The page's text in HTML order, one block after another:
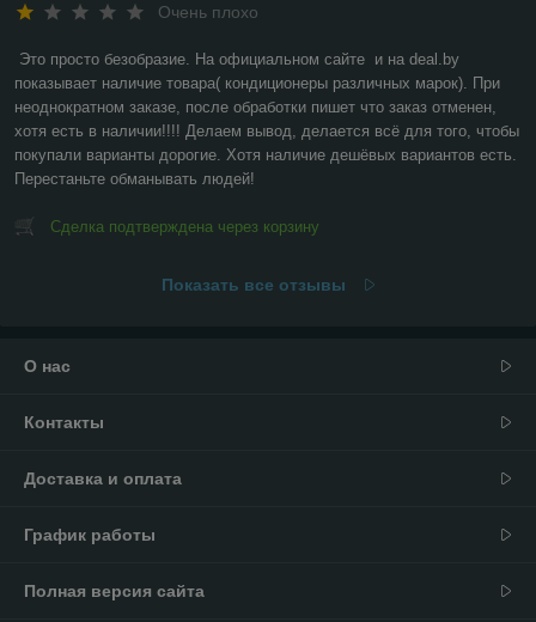
Очень плохо
Это просто безобразие. На официальном сайте  и на deal.by
показывает наличие товара( кондиционеры различных марок). При
неоднократном заказе, после обработки пишет что заказ отменен,
хотя есть в наличии!!!! Делаем вывод, делается всё для того, чтобы
покупали варианты дорогие. Хотя наличие дешёвых вариантов есть.
Перестаньте обманывать людей!
Сделка подтверждена через корзину
Показать все отзывы
О нас
Контакты
Доставка и оплата
График работы
Полная версия сайта